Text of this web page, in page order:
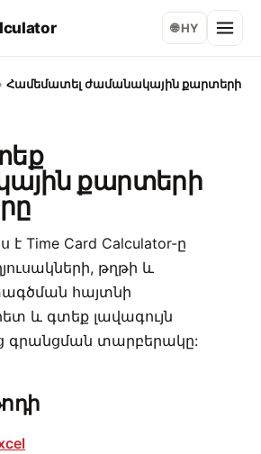
🌐 HY
› Համեմատել ժամանակային քարտերի
քարտերի
է Time Card Calculator-ը
թղթի և
հայտնի
և գտեք լավագույն
գրանցման տարբերակը: